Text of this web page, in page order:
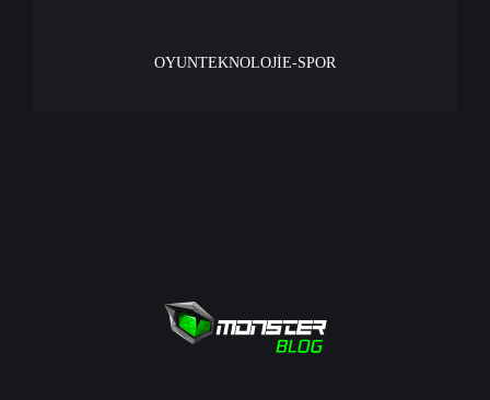
OYUNTEKNOLOJİE-SPOR